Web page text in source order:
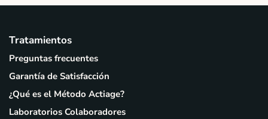
Tratamientos
Preguntas frecuentes
Garantía de Satisfacción
¿Qué es el Método Actiage?
Laboratorios Colaboradores